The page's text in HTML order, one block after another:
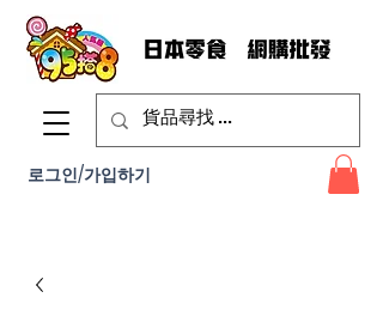
로그인/가입하기